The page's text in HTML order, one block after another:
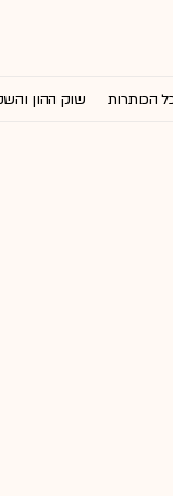
הכותרות שוק ההון